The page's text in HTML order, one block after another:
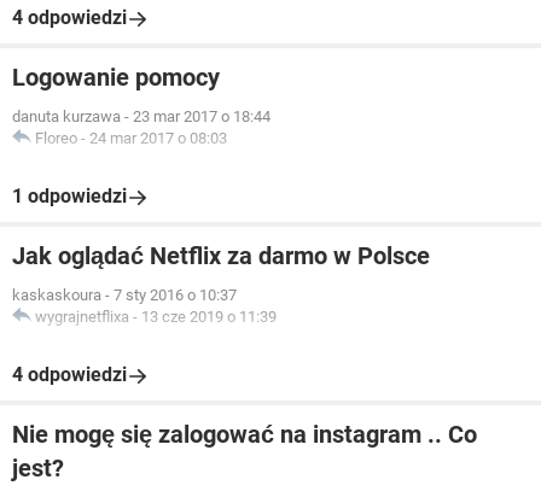
4 odpowiedzi
Logowanie pomocy
danuta kurzawa - 23 mar 2017 o 18:44
Floreo - 24 mar 2017 o 08:03
1 odpowiedzi
Jak oglądać Netflix za darmo w Polsce
kaskaskoura - 7 sty 2016 o 10:37
wygrajnetflixa - 13 cze 2019 o 11:39
4 odpowiedzi
Nie mogę się zalogować na instagram .. Co
jest?